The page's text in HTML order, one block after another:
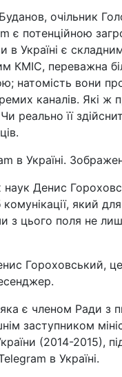
очільник
є потенційною
в Україні є
КМІС, переважна
натомість вони
каналів. Які
реально її
в Україні.
наук Денис
який
з цього поля не
Гороховський,
є членом Ради з
заступником
(2014-2015),
в Україні.